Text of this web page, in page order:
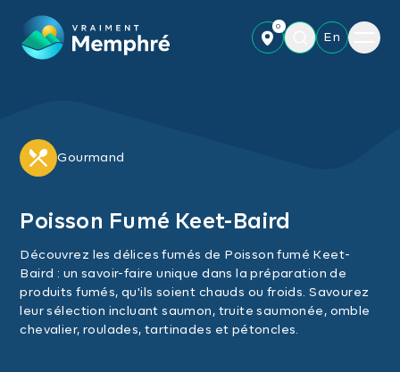
0
En
Menu
Gourmand
Poisson Fumé Keet-Baird
Découvrez les délices fumés de Poisson fumé Keet-
Baird : un savoir-faire unique dans la préparation de
produits fumés, qu'ils soient chauds ou froids. Savourez
leur sélection incluant saumon, truite saumonée, omble
chevalier, roulades, tartinades et pétoncles.